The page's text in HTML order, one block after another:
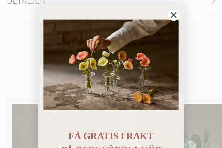
Du kanske också gillar
FÅ GRATIS FRAKT